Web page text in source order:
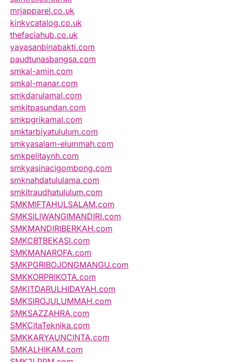
mrjapparel.co.uk
kinkycatalog.co.uk
thefaciahub.co.uk
yayasanbinabakti.com
paudtunasbangsa.com
smkal-amin.com
smkal-manar.com
smkdarulamal.com
smkitpasundan.com
smkpgrikamal.com
smktarbiyatululum.com
smkyasalam-elummah.com
smkpelitaynh.com
smkyasinacigombong.com
smknahdatululama.com
smkitraudhatululum.com
SMKMIFTAHULSALAM.com
SMKSILIWANGIMANDIRI.com
SMKMANDIRIBERKAH.com
SMKCBTBEKASI.com
SMKMANAROFA.com
SMKPGRIBOJONGMANGU.com
SMKKORPRIKOTA.com
SMKITDARULHIDAYAH.com
SMKSIROJULUMMAH.com
SMKSAZZAHRA.com
SMKCitaTeknika.com
SMKKARYAUNCINTA.com
SMKALHIKAM.com